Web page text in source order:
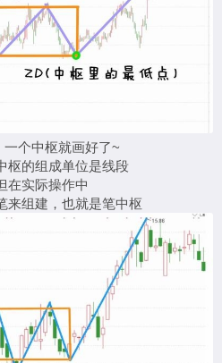
一个中枢就画好了~
枢的组成单位是线段
在实际操作中
来组建，也就是笔中枢